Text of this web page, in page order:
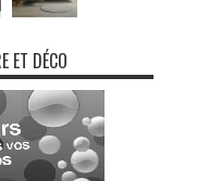
ET DÉCO